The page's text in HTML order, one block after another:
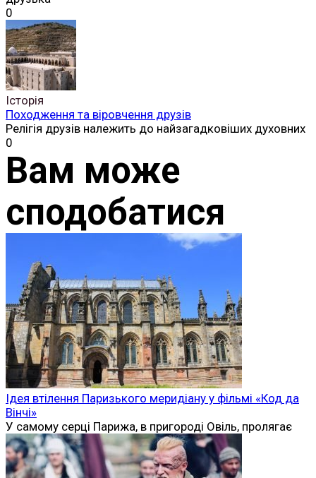
0
Історія
Походження та віровчення друзів
Релігія друзів належить до найзагадковіших духовних
0
Вам може
сподобатися
Ідея втілення Паризького меридіану у фільмі «Код да
Вінчі»
У самому серці Парижа, в пригороді Овіль, пролягає